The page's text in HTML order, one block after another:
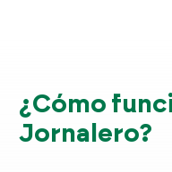
¿Cómo
Jornalero?